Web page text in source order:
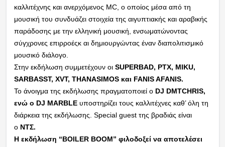
καλλιτέχνης και ανερχόμενος MC, ο οποίος μέσα από τη
μουσική του συνδυάζει στοιχεία της αιγυπτιακής και αραβικής
παράδοσης με την ελληνική μουσική, ενσωματώνοντας
σύγχρονες επιρροέςκ αι δημιουργώντας έναν διαπολιτισμικό
μουσικό διάλογο.
Στην εκδήλωση συμμετέχουν οι SUPERBAD, PTX, MIKU,
SARBASST, XVT, THANASIMOS και FANIS AFANIS.
Το άνοιγμα της εκδήλωσης πραγματοποιεί οDJ DMTCHRIS,
ενώ ο DJ MARBLE υποστηρίζει τους καλλιτέχνες καθ’ όλη τη
διάρκεια της εκδήλωσης. Special guest της βραδιάς είναι
ο NTΣ.
Η εκδήλωση “BOILER BOOM” φιλοδοξεί να αποτελέσει